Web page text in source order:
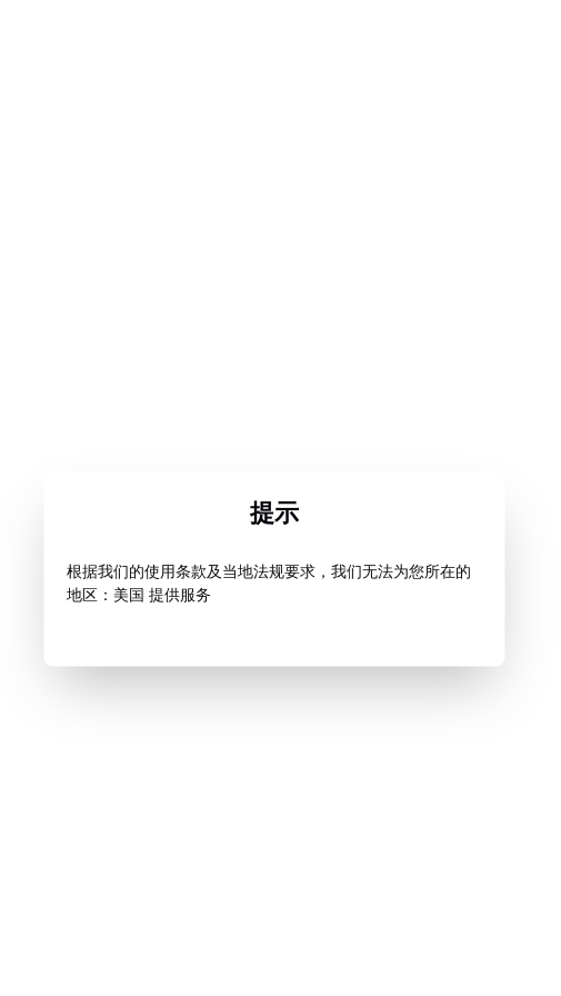
提示
根据我们的使用条款及当地法规要求，我们无法为您所在的
地区：美国 提供服务